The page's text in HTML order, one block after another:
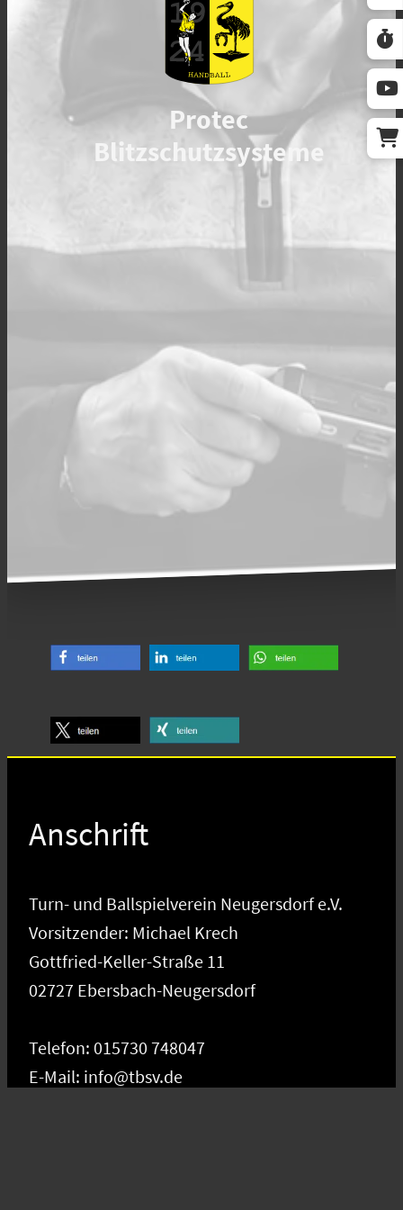
Protec
Blitzschutzsysteme
Anschrift
Turn- und Ballspielverein Neugersdorf e.V.
Vorsitzender: Michael Krech
Gottfried-Keller-Straße 11
02727 Ebersbach-Neugersdorf
Telefon: 015730 748047
E-Mail: info@tbsv.de